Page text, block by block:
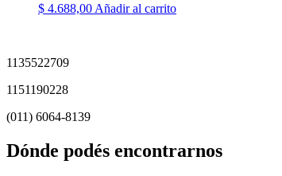
$ 4.688,00 Añadir al carrito
1135522709
1151190228
(011) 6064-8139
Dónde podés encontrarnos